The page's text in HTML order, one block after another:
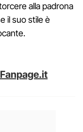
alla padrona
il suo stile è